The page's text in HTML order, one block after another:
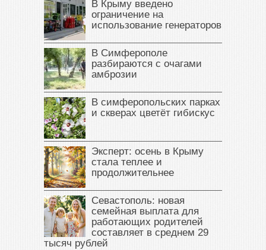
В Крыму введено
ограничение на
использование генераторов
В Симферополе
разбираются с очагами
амброзии
В симферопольских парках
и скверах цветёт гибискус
Эксперт: осень в Крыму
стала теплее и
продолжительнее
Севастополь: новая
семейная выплата для
работающих родителей
составляет в среднем 29
тысяч рублей